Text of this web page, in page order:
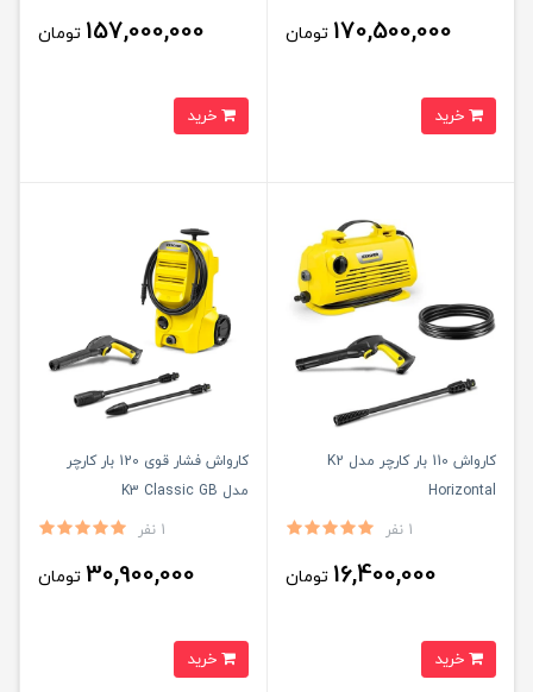
170,500,000 تومان 157,000,000 تومان
کارواش 110 بار کارچر مدل K2
Horizontal
1 نفر
16,400,000 تومان
کارواش فشار قوی 120 بار کارچر
مدل K3 Classic GB
1 نفر
30,900,000 تومان